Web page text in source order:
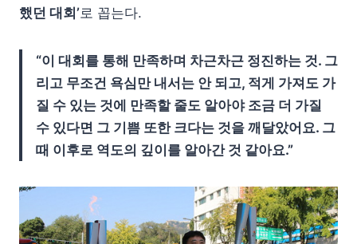
했던 대회’로 꼽는다.
“이 대회를 통해 만족하며 차근차근 정진하는 것. 그
리고 무조건 욕심만 내서는 안 되고, 적게 가져도 가
질 수 있는 것에 만족할 줄도 알아야 조금 더 가질
수 있다면 그 기쁨 또한 크다는 것을 깨달았어요. 그
때 이후로 역도의 깊이를 알아간 것 같아요.”